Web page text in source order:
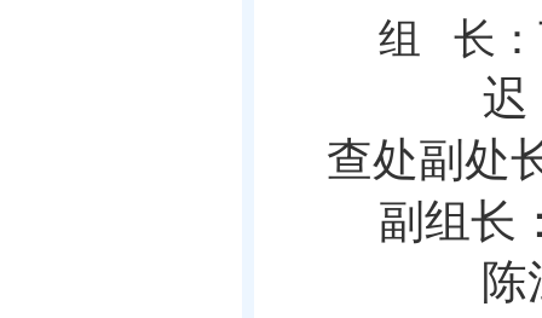
组 长：
迟
查处副处
副组长